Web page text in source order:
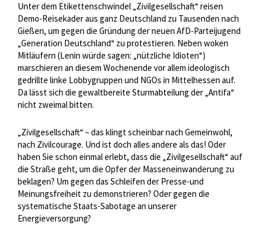
Unter dem Etikettenschwindel „Zivilgesellschaft“ reisen
Demo-Reisekader aus ganz Deutschland zu Tausenden nach
Gießen, um gegen die Gründung der neuen AfD-Parteijugend
„Generation Deutschland“ zu protestieren. Neben woken
Mitläufern (Lenin würde sagen: „nützliche Idioten“)
marschieren an diesem Wochenende vor allem ideologisch
gedrillte linke Lobbygruppen und NGOs in Mittelhessen auf.
Da lässt sich die gewaltbereite Sturmabteilung der „Antifa“
nicht zweimal bitten.
„Zivilgesellschaft“ – das klingt scheinbar nach Gemeinwohl,
nach Zivilcourage. Und ist doch alles andere als das! Oder
haben Sie schon einmal erlebt, dass die „Zivilgesellschaft“ auf
die Straße geht, um die Opfer der Masseneinwanderung zu
beklagen? Um gegen das Schleifen der Presse-und
Meinungsfreiheit zu demonstrieren? Oder gegen die
systematische Staats-Sabotage an unserer
Energieversorgung?